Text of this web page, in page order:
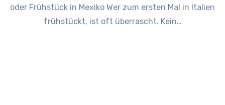
oder Frühstück in Mexiko Wer zum ersten Mal in Italien
frühstückt, ist oft überrascht. Kein…